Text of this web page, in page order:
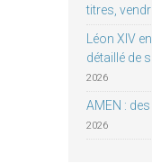
titres,
Léon XIV
détaillé de
2026
AMEN :
2026